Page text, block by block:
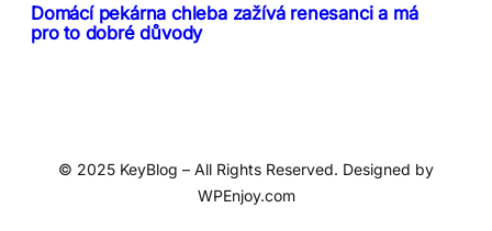
Domácí pekárna chleba zažívá renesanci a má
pro to dobré důvody
© 2025 KeyBlog – All Rights Reserved. Designed by
WPEnjoy.com